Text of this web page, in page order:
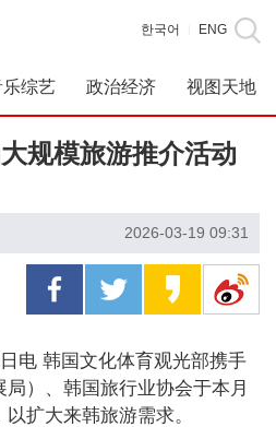
한국어 ENG
乐综艺 政治经济 视图天地
规模旅游推介活动
2026-03-19 09:31
电 韩国文化体育观光部携手
）、韩国旅行业协会于本月
扩大来韩旅游需求。